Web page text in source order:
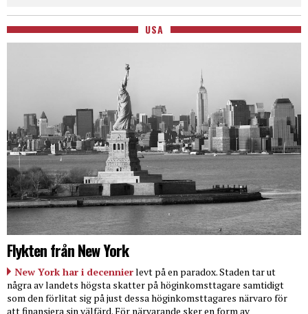
USA
Flykten från New York
New York har i decennierlevt på en paradox. Staden tar ut
några av landets högsta skatter på höginkomsttagare samtidigt
som den förlitat sig på just dessa höginkomsttagares närvaro för
att finansiera sin välfärd. För närvarande sker en form av